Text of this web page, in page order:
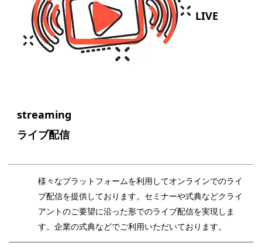
LIVE
streaming
ライブ配信
様々なプラットフォームを利用してオンラインでのライ
ブ配信を提供しております。セミナーや式典などクライ
アントのご要望に沿った形でのライブ配信を実現しま
す。企業の式典などでご利用いただいております。